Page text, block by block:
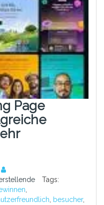
Page
Tags:
,
, besucher,